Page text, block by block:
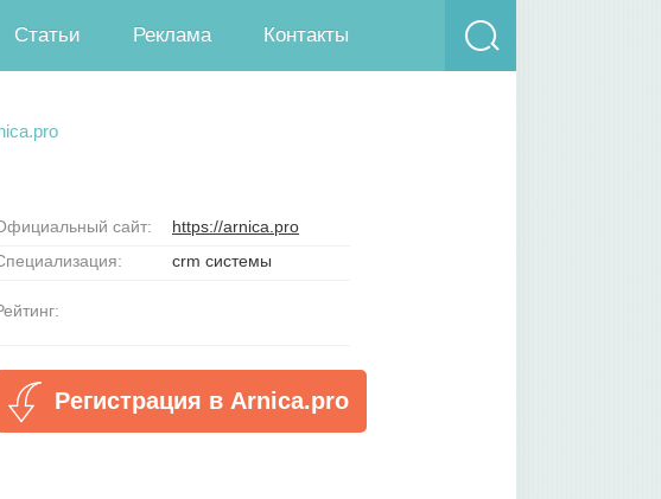
Статьи Реклама Контакты
сайт:
https://arnica.pro
crm системы
Регистрация в Arnica.pro